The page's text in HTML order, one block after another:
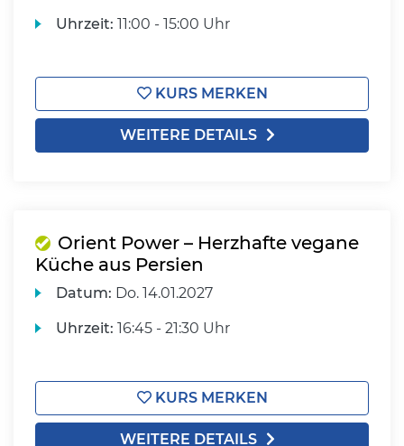
Uhrzeit: 11:00 - 15:00 Uhr
KURS MERKEN
WEITERE DETAILS
Orient Power – Herzhafte vegane
Küche aus Persien
Datum: Do. 14.01.2027
Uhrzeit: 16:45 - 21:30 Uhr
KURS MERKEN
WEITERE DETAILS